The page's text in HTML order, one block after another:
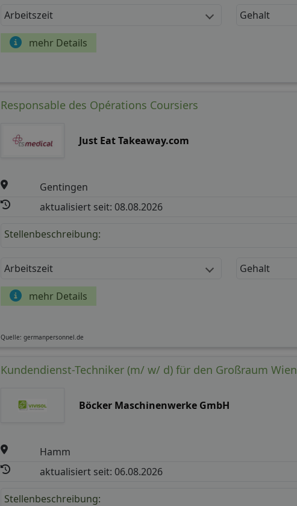
Arbeitszeit Gehalt
mehr Details
Responsable des Opérations Coursiers
Just Eat Takeaway.com
Gentingen
aktualisiert seit: 08.08.2026
Stellenbeschreibung:
Arbeitszeit Gehalt
mehr Details
Quelle: germanpersonnel.de
Kundendienst-Techniker (m/ w/ d) für den Großraum Wien
Böcker Maschinenwerke GmbH
Hamm
aktualisiert seit: 06.08.2026
Stellenbeschreibung: